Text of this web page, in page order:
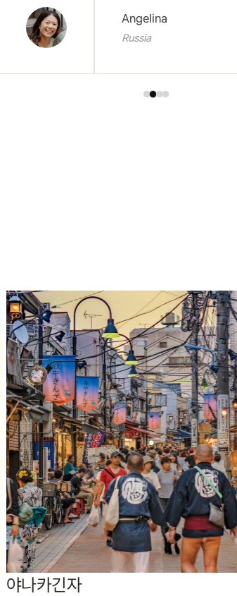
Angelina
Russia
야나카긴자